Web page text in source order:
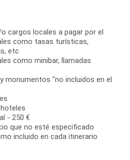
cargos locales a pagar por el
como tasas turísticas,
etc
como minibar, llamadas
monumentos "no incluidos en el
- 250 €
que no esté especificado
incluido en cada itinerario